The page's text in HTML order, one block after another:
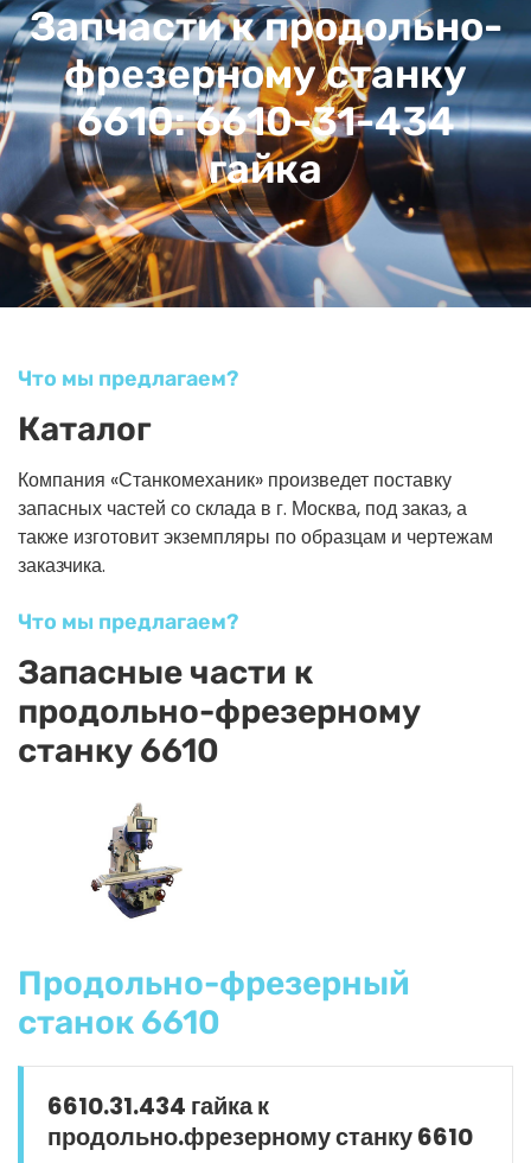
Запчасти к продольно-
фрезерному станку
6610: 6610-31-434
гайка
Что мы предлагаем?
Каталог
Компания «Станкомеханик» произведет поставку
запасных частей со склада в г. Москва, под заказ, а
также изготовит экземпляры по образцам и чертежам
заказчика.
Что мы предлагаем?
Запасные части к
продольно-фрезерному
станку 6610
Продольно-фрезерный
станок 6610
6610.31.434 гайка к
продольно.фрезерному станку 6610